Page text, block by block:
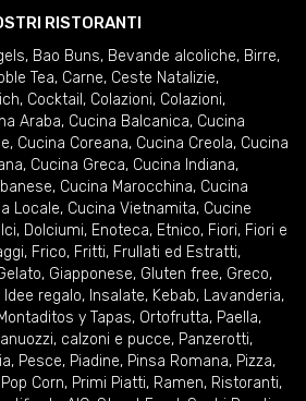
RISTORANTI
, Bao Buns, Bevande alcoliche, Birre,
Tea, Carne, Ceste Natalizie,
, Cocktail , Colazioni, Colazioni,
Araba, Cucina Balcanica, Cucina
, Cucina Coreana, Cucina Creola, Cucina
, Cucina Greca, Cucina Indiana,
, Cucina Marocchina, Cucina
Locale, Cucina Vietnamita, Cucine
, Dolciumi, Enoteca, Etnico, Fiori, Fiori e
, Frico, Fritti, Frullati ed Estratti,
, Giapponese, Gluten free, Greco,
Idee regalo, Insalate, Kebab, Lavanderia,
y Tapas, Ortofrutta, Paella,
calzoni e pucce, Panzerotti,
, Pesce, Piadine, Pinsa Romana, Pizza,
Pop Corn, Primi Piatti, Ramen, Ristoranti,